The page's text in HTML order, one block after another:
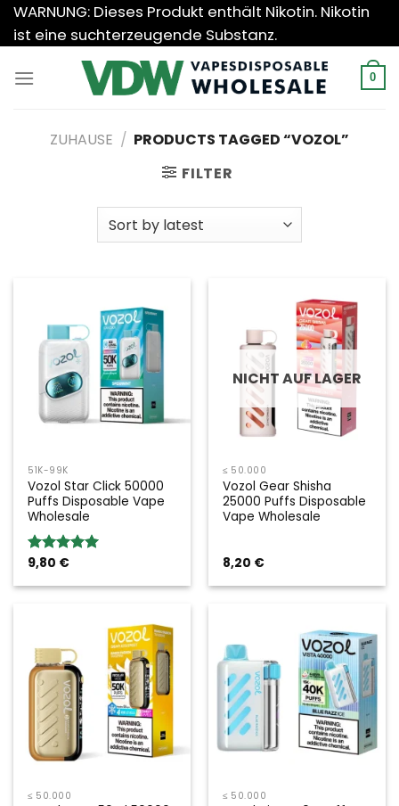
Zum
Inhalt
WARNUNG: Dieses Produkt enthält Nikotin. Nikotin
ist eine suchterzeugende Substanz.
0
ZUHAUSE / PRODUCTS TAGGED “VOZOL”
FILTER
51K-99K
Vozol Star Click 50000
Puffs Disposable Vape
Wholesale
Bewertung:
9,80 €
NICHT AUF LAGER
≤ 50.000
Vozol Gear Shisha
25000 Puffs Disposable
Vape Wholesale
8,20 €
≤ 50.000 ≤ 50.000